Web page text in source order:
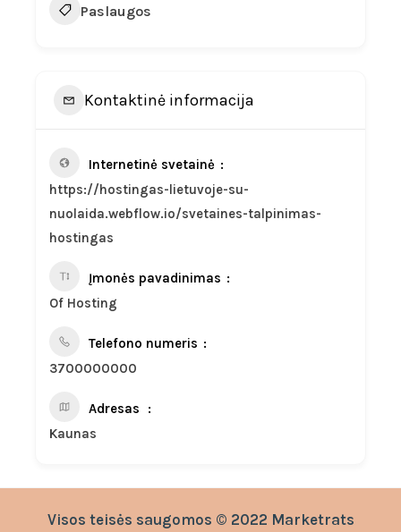
Paslaugos
Kontaktinė informacija
Internetinė svetainė
https://hostingas-lietuvoje-su-
nuolaida.webflow.io/svetaines-talpinimas-
hostingas
Įmonės pavadinimas
Of Hosting
Telefono numeris
3700000000
Adresas
Kaunas
Visos teisės saugomos © 2022 Marketrats